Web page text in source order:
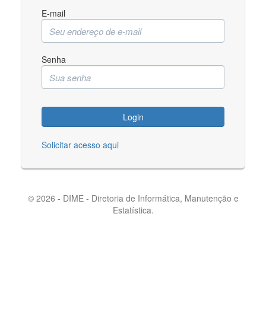
E-mail
Senha
Login
Solicitar acesso aqui
© 2026 - DIME - Diretoria de Informática, Manutenção e
Estatística.